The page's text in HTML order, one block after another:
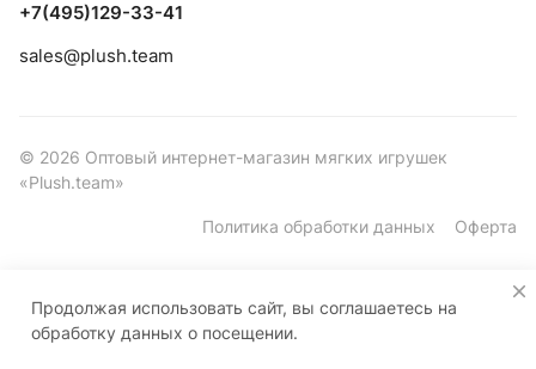
+7(495)129-33-41
sales@plush.team
© 2026 Оптовый интернет-магазин мягких игрушек
«Plush.team»
Политика обработки данных Оферта
Продолжая использовать сайт, вы соглашаетесь на
обработку данных о посещении.